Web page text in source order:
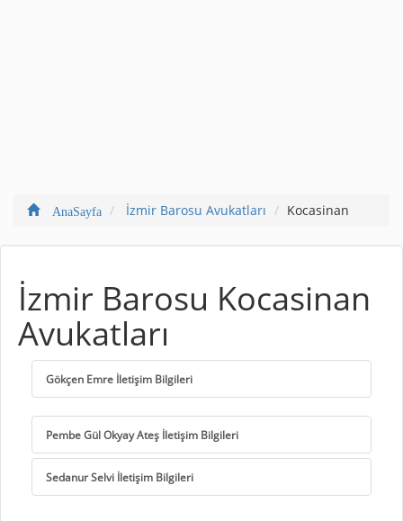
AnaSayfa İzmir Barosu Avukatları Kocasinan
İzmir Barosu Kocasinan
Avukatları
Gökçen Emre İletişim Bilgileri
Pembe Gül Okyay Ateş İletişim Bilgileri
Sedanur Selvi İletişim Bilgileri